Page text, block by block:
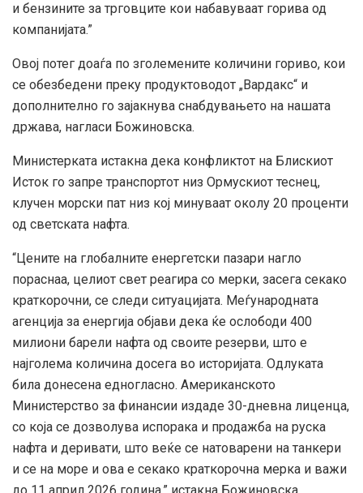
и бензините за трговците кои набавуваат горива од
компанијата.”
Овој потег доаѓа по зголемените количини гориво, кои
се обезбедени преку продуктоводот „Вардакс“ и
дополнително го зајакнува снабдувањето на нашата
држава, нагласи Божиновска.
Министерката истакна дека конфликтот на Блискиот
Исток го запре транспортот низ Ормускиот теснец,
клучен морски пат низ кој минуваат околу 20 проценти
од светската нафта.
“Цените на глобалните енергетски пазари нагло
пораснаа, целиот свет реагира со мерки, засега секако
краткорочни, се следи ситуацијата. Меѓународната
агенција за енергија објави дека ќе ослободи 400
милиони барели нафта од своите резерви, што е
најголема количина досега во историјата. Одлуката
била донесена едногласно. Американското
Министерство за финансии издаде 30-дневна лиценца,
со која се дозволува испорака и продажба на руска
нафта и деривати, што веќе се натоварени на танкери
и се на море и ова е секако краткорочна мерка и важи